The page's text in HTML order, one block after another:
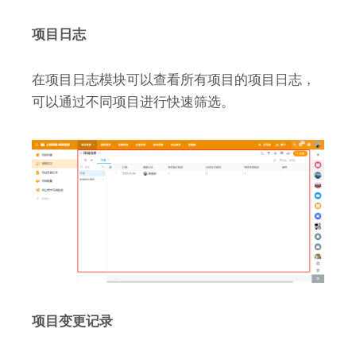
项目日志
在项目日志模块可以查看所有项目的项目日志，
可以通过不同项目进行快速筛选。
项目变更记录